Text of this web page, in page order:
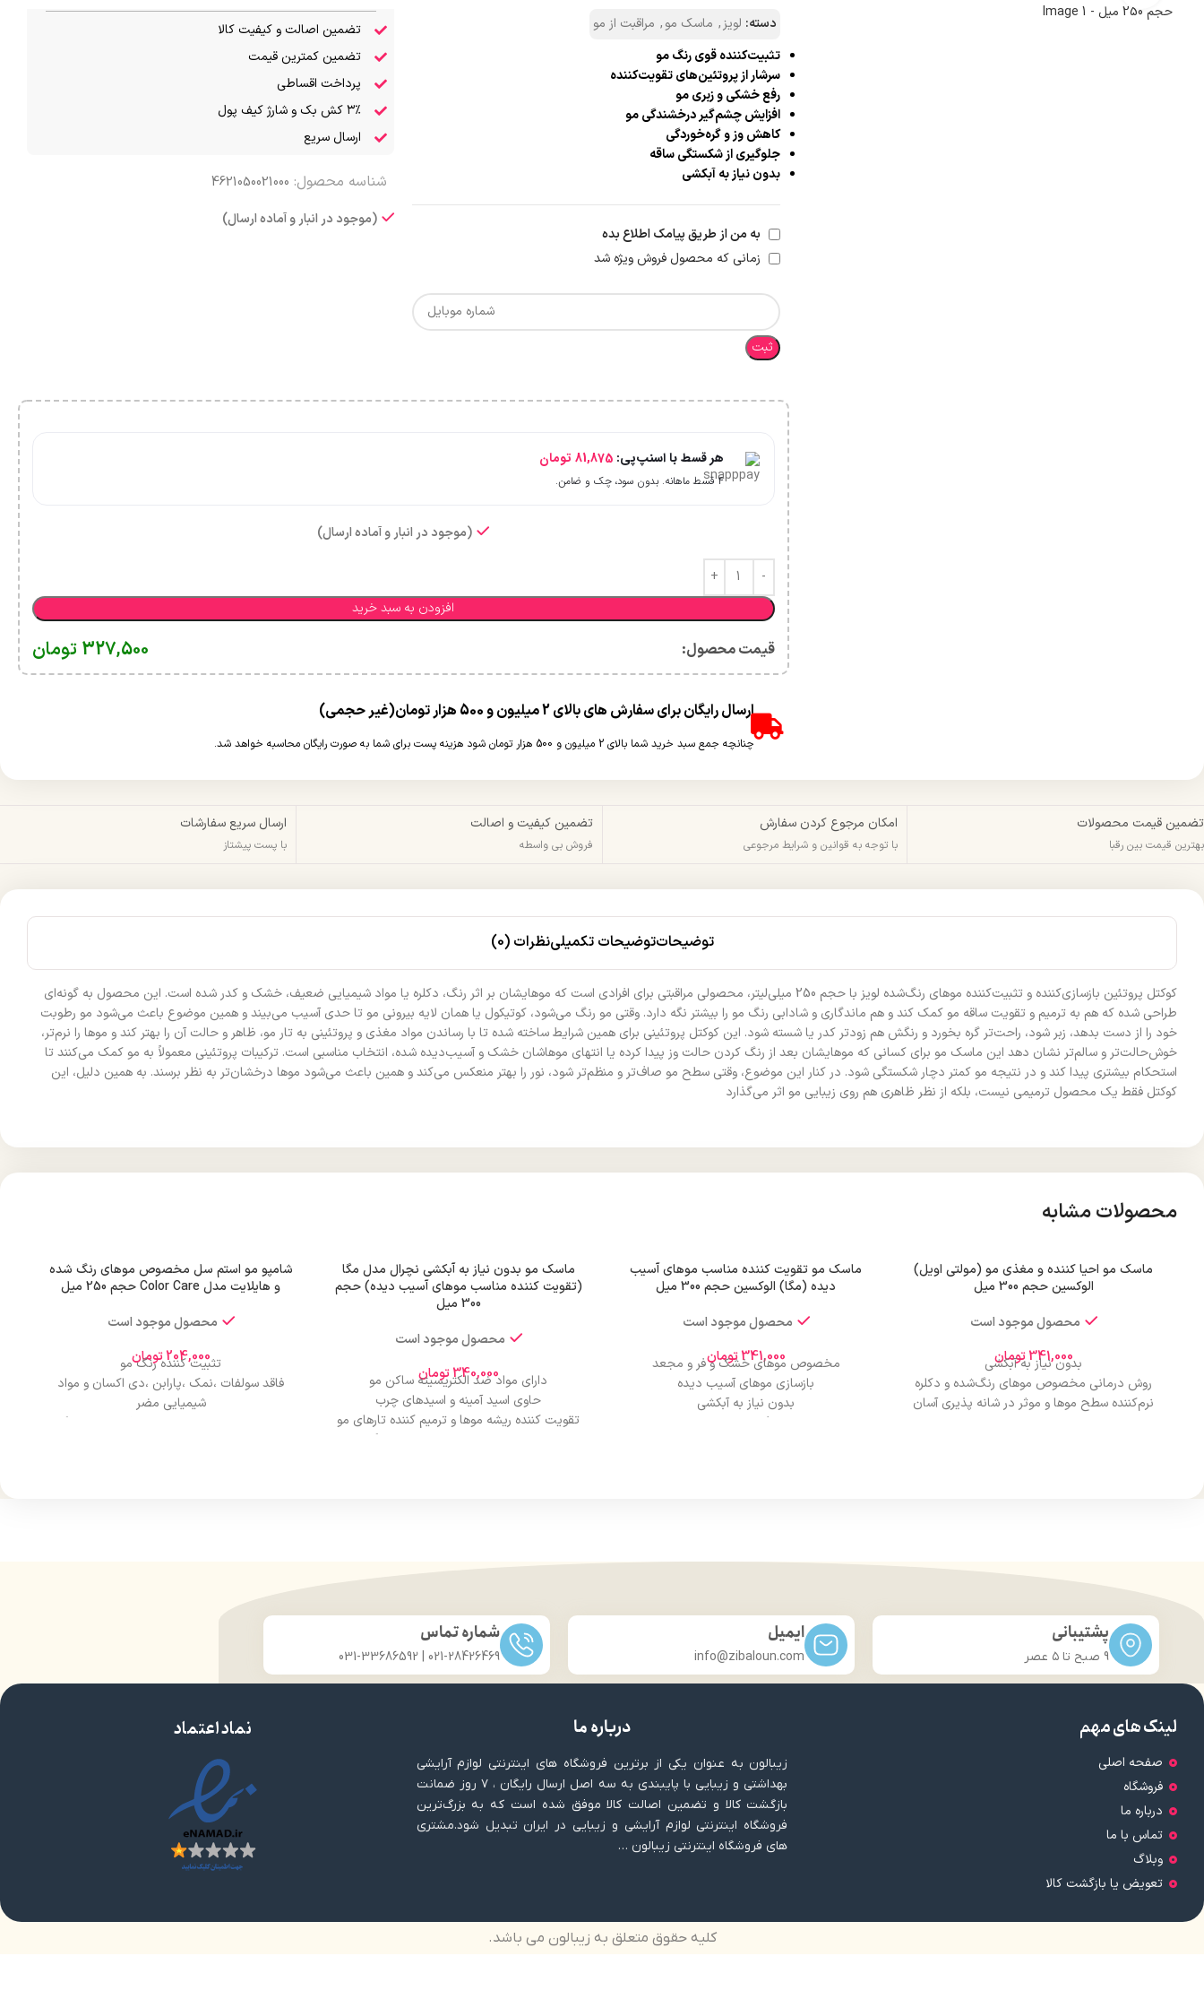
دسته: لویز, ماسک مو, مراقبت از مو
تثبیت‌کننده قوی رنگ مو
سرشار از پروتئین‌های تقویت‌کننده
رفع خشکی و زبری مو
افزایش چشم‌گیر درخشندگی مو
کاهش وز و گره‌خوردگی
جلوگیری از شکستگی ساقه
بدون نیاز به آبکشی
به من از طریق پیامک اطلاع بده
زمانی که محصول فروش ویژه شد
ثبت
تضمین اصالت و کیفیت کالا
تضمین کمترین قیمت
پرداخت اقساطی
۳٪ کش بک و شارژ کیف پول
ارسال سریع
شناسه محصول: 4621050021000
(موجود در انبار و آماده ارسال)
هر قسط با اسنپ‌پی:81,875 تومان
۴ قسط ماهانه. بدون سود، چک و ضامن.
(موجود در انبار و آماده ارسال)
افزودن به سبد خرید
قیمت محصول:​ 327,500 تومان
ارسال رایگان برای سفارش های بالای 2 میلیون و 500 هزار تومان(غیر حجمی)
چنانچه جمع سبد خرید شما بالای 2 میلیون و 500 هزار تومان شود هزینه پست برای شما به صورت رایگان محاسبه خواهد شد.
تضمین قیمت محصولات
بهترین قیمت بین رقبا
امکان مرجوع کردن سفارش
با توجه به قوانین و شرایط مرجوعی
تضمین کیفیت و اصالت
فروش بی واسطه
ارسال سریع سفارشات
با پست پیشتاز
توضیحاتتوضیحات تکمیلینظرات (0)
کوکتل پروتئین بازسازی‌کننده و تثبیت‌کننده موهای رنگ‌شده لویز با حجم 250 میلی‌لیتر، محصولی مراقبتی برای افرادی است که موهایشان بر اثر رنگ، دکلره یا مواد شیمیایی ضعیف، خشک و کدر شده است. این محصول به گونه‌ای
طراحی شده که هم به ترمیم و تقویت ساقه مو کمک کند و هم ماندگاری و شادابی رنگ مو را بیشتر نگه دارد. وقتی مو رنگ می‌شود، کوتیکول یا همان لایه بیرونی مو تا حدی آسیب می‌بیند و همین موضوع باعث می‌شود مو رطوبت
خود را از دست بدهد، زبر شود، راحت‌تر گره بخورد و رنگش هم زودتر کدر یا شسته شود. این کوکتل پروتئینی برای همین شرایط ساخته شده تا با رساندن مواد مغذی و پروتئینی به تار مو، ظاهر و حالت آن را بهتر کند و موها را نرم‌تر،
خوش‌حالت‌تر و سالم‌تر نشان دهد این ماسک مو برای کسانی که موهایشان بعد از رنگ کردن حالت وز پیدا کرده یا انتهای موهاشان خشک و آسیب‌دیده شده، انتخاب مناسبی است. ترکیبات پروتئینی معمولاً به مو کمک می‌کنند تا
استحکام بیشتری پیدا کند و در نتیجه مو کمتر دچار شکستگی شود. در کنار این موضوع، وقتی سطح مو صاف‌تر و منظم‌تر شود، نور را بهتر منعکس می‌کند و همین باعث می‌شود موها درخشان‌تر به نظر برسند. به همین دلیل، این
کوکتل فقط یک محصول ترمیمی نیست، بلکه از نظر ظاهری هم روی زیبایی مو اثر می‌گذارد
محصولات مشابه
ماسک مو احیا کننده و مغذی مو (مولتی اویل)
الوکسین حجم 300 میل
محصول موجود است
341,000 تومان
بدون نیاز به آبکشی
روش درمانی مخصوص موهای رنگ‌شده و دکلره
نرم‌کننده سطح موها و موثر در شانه پذیری آسان
ماسک مو تقویت کننده مناسب موهای آسیب
دیده (مگا) الوکسین حجم 300 میل
محصول موجود است
341,000 تومان
مخصوص موهای خشک و فر و مجعد
بازسازی موهای آسیب دیده
بدون نیاز به آبکشی
برطرف کننده وز مو
ماسک مو بدون نیاز به آبکشی نچرال مدل مگا
(تقویت کننده مناسب موهای آسیب دیده) حجم
300 میل
محصول موجود است
340,000تومان
دارای مواد ضد الکتریسیته ساکن مو
حاوی اسید آمینه و اسیدهای چرب
تقویت کننده ریشه موها و ترمیم کننده تارهای مو
ازریزش و شاخه شاخه شدن موها جلوگیری
شامپو مو استم سل مخصوص موهای رنگ شده
و هایلایت مدل Color Care حجم 250 میل
محصول موجود است
204,000 تومان
تثبیت کننده رنگ مو
فاقد سولفات ،نمک ،پارابن ،دی اکسان و مواد
شیمیایی مضر
مناسب برای بعد از کراتین ،صافی و ریباندینگ
پشتیبانی
9 صبح تا ۵ عصر
ایمیل
info@zibaloun.com
شماره تماس
021-28426469 | 031-33686592
لینک های مهم
صفحه اصلی
فروشگاه
درباره ما
تماس با ما
وبلاگ
تعویض یا بازگشت کالا
درباره ما
زیبالون به عنوان یکی از برترین فروشگاه های اینترنتی لوازم آرایشی
بهداشتی و زیبایی با پایبندی به سه اصل ارسال رایگان ، ۷ روز ضمانت
بازگشت کالا و تضمین اصالت کالا موفق شده است که به بزرگ‌ترین
فروشگاه اینترنتی لوازم آرایشی و زیبایی در ایران تبدیل شود.مشتری
های فروشگاه اینترنتی زیبالون …
نماد اعتماد
کلیه حقوق متعلق به زیبالون می باشد.